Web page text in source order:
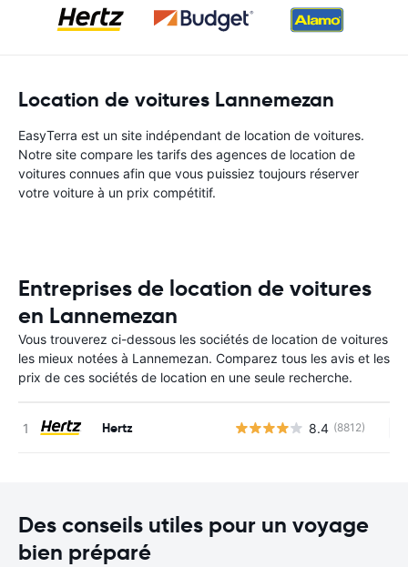
Location de voitures Lannemezan
EasyTerra est un site indépendant de location de voitures.
Notre site compare les tarifs des agences de location de
voitures connues afin que vous puissiez toujours réserver
votre voiture à un prix compétitif.
Entreprises de location de voitures
en Lannemezan
Vous trouverez ci-dessous les sociétés de location de voitures
les mieux notées à Lannemezan. Comparez tous les avis et les
prix de ces sociétés de location en une seule recherche.
Hertz 8.4 (8812)
Des conseils utiles pour un voyage
bien préparé